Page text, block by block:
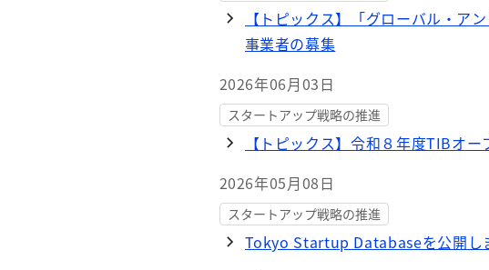
【トピックス】「グローバル・ア
事業者の募集
2026年06月03日
スタートアップ戦略の推進
【トピックス】令和８年度TIBオ
2026年05月08日
スタートアップ戦略の推進
Tokyo Startup Databaseを公開し